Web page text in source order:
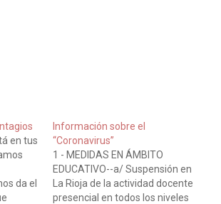
en tus
da el
Información sobre el
“Coronavirus”
1 - MEDIDAS EN ÁMBITO
EDUCATIVO--a/ Suspensión en
La Rioja de la actividad docente
presencial en todos los niveles